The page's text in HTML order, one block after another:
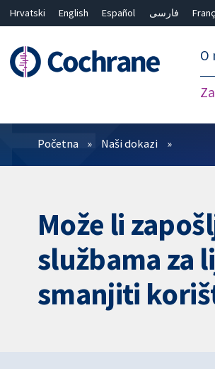
Hrvatski English Español فارسی
O
Prečistači
Početna Naši dokazi
Može li
službama za
smanjiti